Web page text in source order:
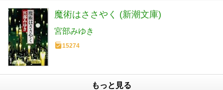
魔術はささやく (新潮文庫)
宮部みゆき
15274
もっと見る